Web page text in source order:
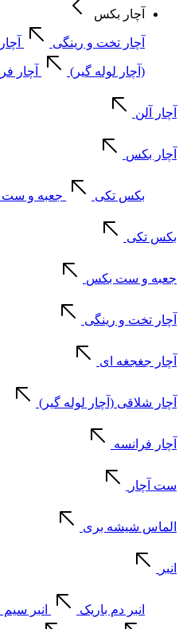
آچار بکس
آچار تخت و رینگی
(آچار لوله گیر) آچار
آچار آلن
آچار بکس
بکس تکی جعبه و
بکس تکی
جعبه و ست بکس
آچار تخت و رینگی
آچار جغجغه ای
آچار شلاقی (آچار لوله گیر)
آچار فرانسه
ست آچار
الماس شیشه بری
انبر
انبر دم باریک انبر